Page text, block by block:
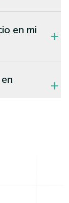
en mi
add
add